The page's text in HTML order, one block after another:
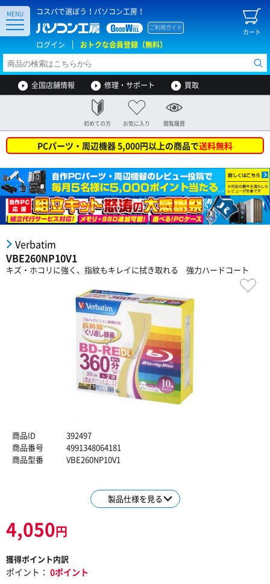
コスパで選ぼう！パソコン工房！
カート
ご利用ガイド
ログイン おトクな会員登録（無料）
MENU
全国店舗情報 修理・サポート 買取
初めての方 お気に入り 閲覧履歴
PCパーツ・周辺機器 5,000円以上の商品で送料無料
Verbatim
VBE260NP10V1
キズ・ホコリに強く、指紋もキレイに拭き取れる 強力ハードコート
商品ID
392497
商品番号
4991348064181
商品型番
VBE260NP10V1
製品仕様を見る
4,050円
獲得ポイント内訳
ポイント： 0ポイント